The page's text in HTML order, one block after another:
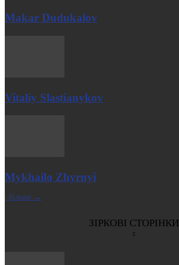
Makar Dudukalov
Vitaliy Slastianykov
Mykhailo Zhyrnyi
| Більше →
ЗІРКОВІ СТОРІНКИ